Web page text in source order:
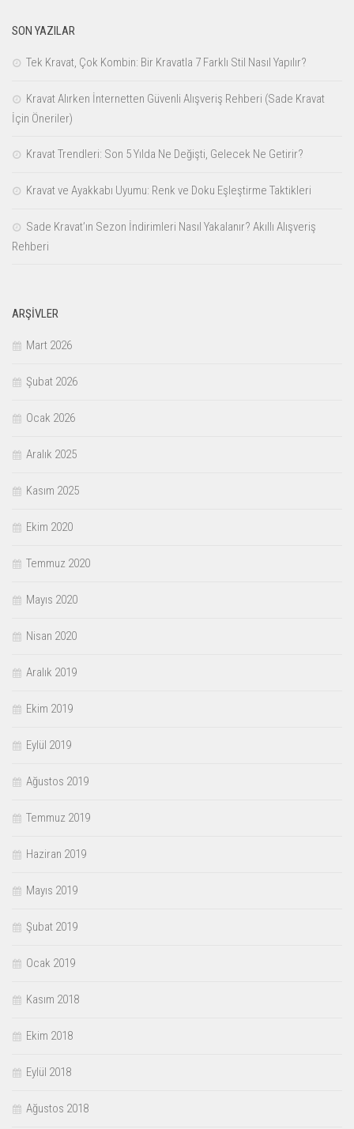
SON YAZILAR
Tek Kravat, Çok Kombin: Bir Kravatla 7 Farklı Stil Nasıl Yapılır?
Kravat Alırken İnternetten Güvenli Alışveriş Rehberi (Sade Kravat
İçin Öneriler)
Kravat Trendleri: Son 5 Yılda Ne Değişti, Gelecek Ne Getirir?
Kravat ve Ayakkabı Uyumu: Renk ve Doku Eşleştirme Taktikleri
Sade Kravat’ın Sezon İndirimleri Nasıl Yakalanır? Akıllı Alışveriş
Rehberi
ARŞIVLER
Mart 2026
Şubat 2026
Ocak 2026
Aralık 2025
Kasım 2025
Ekim 2020
Temmuz 2020
Mayıs 2020
Nisan 2020
Aralık 2019
Ekim 2019
Eylül 2019
Ağustos 2019
Temmuz 2019
Haziran 2019
Mayıs 2019
Şubat 2019
Ocak 2019
Kasım 2018
Ekim 2018
Eylül 2018
Ağustos 2018